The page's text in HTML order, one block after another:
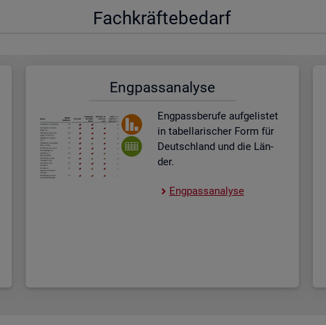
Fach­kräf­te­be­darf
Eng­pass­ana­ly­se
Eng­pass­be­ru­fe auf­ge­lis­tet
in ta­bel­la­ri­scher Form für
Deutsch­land und die Län­
der.
Eng­pass­ana­ly­se